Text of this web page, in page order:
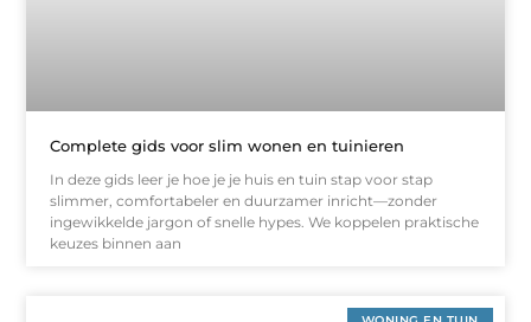
Complete gids voor slim wonen en tuinieren
In deze gids leer je hoe je je huis en tuin stap voor stap
slimmer, comfortabeler en duurzamer inricht—zonder
ingewikkelde jargon of snelle hypes. We koppelen praktische
keuzes binnen aan